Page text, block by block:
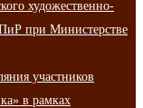
художественно-
при Министерстве
участников
в рамках